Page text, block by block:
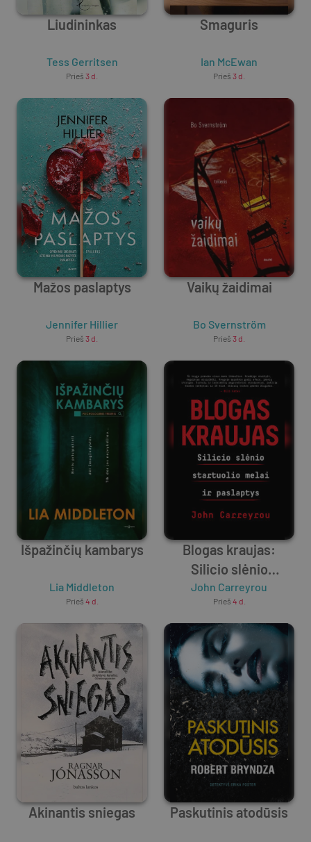
Liudininkas
Tess Gerritsen
Prieš 3 d.
Smaguris
Ian McEwan
Prieš 3 d.
Mažos paslaptys
Jennifer Hillier
Prieš 3 d.
Vaikų žaidimai
Bo Svernström
Prieš 3 d.
Išpažinčių kambarys
Lia Middleton
Prieš 4 d.
Blogas kraujas:
Silicio slėnio
startuolio melai ir
paslaptys
John Carreyrou
Prieš 4 d.
Akinantis sniegas Paskutinis atodūsis